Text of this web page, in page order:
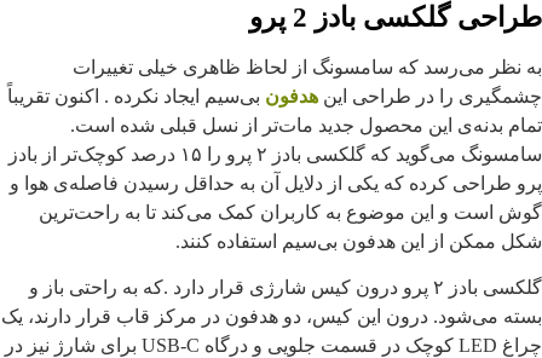
طراحی گلکسی بادز 2 پرو
به نظر می‌رسد که سامسونگ از لحاظ ظاهری خیلی تغییرات
چشمگیری را در طراحی این هدفون‌ بی‌سیم ایجاد نکرده . اکنون تقریباً
تمام بدنه‌ی این محصول جدید مات‌تر از نسل قبلی شده است.
سامسونگ می‌گوید که گلکسی بادز ۲ پرو را ۱۵ درصد کوچک‌تر از بادز
پرو طراحی کرده که یکی از دلایل آن به حداقل رسیدن فاصله‌ی هوا و
گوش است و این موضوع به کاربران کمک می‌کند تا به راحت‌ترین
شکل ممکن از این هدفون بی‌سیم استفاده کنند.
گلکسی بادز ۲ پرو درون کیس شارژی قرار دارد .که به راحتی باز و
بسته می‌شود. درون این کیس، دو هدفون در مرکز قاب قرار دارند، یک
چراغ LED کوچک در قسمت جلویی و درگاه USB-C برای شارژ نیز در